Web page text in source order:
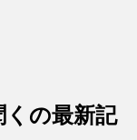
の最新記